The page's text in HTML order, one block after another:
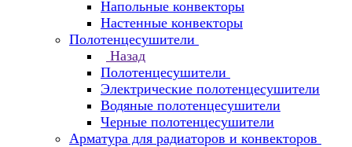
Напольные конвекторы
Настенные конвекторы
Полотенцесушители
Назад
Полотенцесушители
Электрические полотенцесушители
Водяные полотенцесушители
Черные полотенцесушители
Арматура для радиаторов и конвекторов